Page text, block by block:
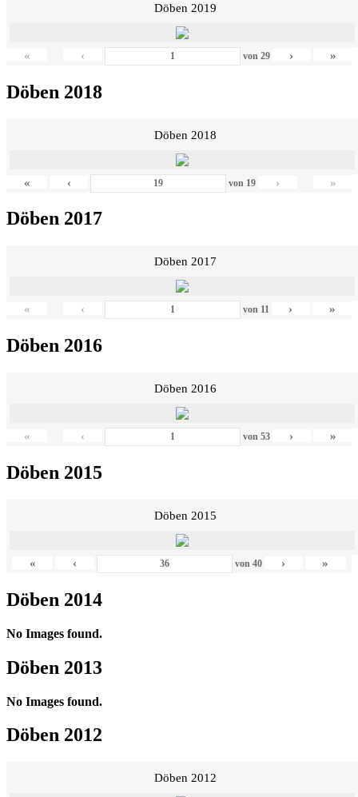
Döben 2019
« ‹ von 29 › »
Döben 2018
Döben 2018
« ‹ von 19 › »
Döben 2017
Döben 2017
« ‹ von 11 › »
Döben 2016
Döben 2016
« ‹ von 53 › »
Döben 2015
Döben 2015
« ‹ von 40 › »
Döben 2014
No Images found.
Döben 2013
No Images found.
Döben 2012
Döben 2012